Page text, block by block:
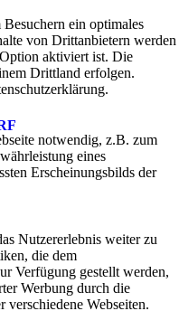
ein optimales
von Drittanbietern werden
aktiviert ist. Die
Drittland erfolgen.
notwendig, z.B. zum
eines
Erscheinungsbilds der
Nutzererlebnis weiter zu
die dem
Verfügung gestellt werden,
Werbung durch die
Webseiten.